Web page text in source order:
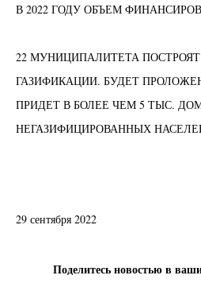
В 2022 ГОДУ ОБЪЕМ
22 МУНИЦИПАЛИТЕТА ПОСТРОЯТ
ГАЗИФИКАЦИИ. БУДЕТ
ПРИДЕТ В БОЛЕЕ ЧЕМ 5 ТЫС.
НЕГАЗИФИЦИРОВАННЫХ
29 сентября 2022
Поделитесь новостью в